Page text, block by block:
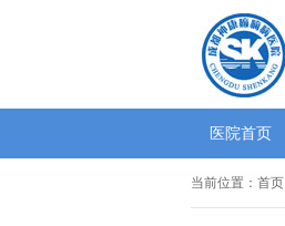
医院首页
当前位置： 首页